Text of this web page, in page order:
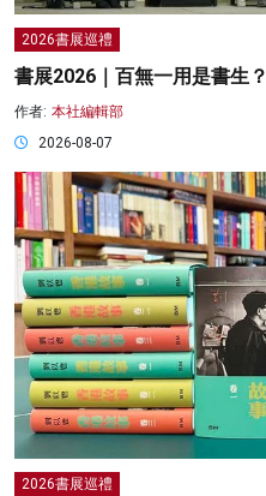
2026書展巡禮
書展2026｜百無一用是書生？
作者: 本社編輯部
2026-08-07
2026書展巡禮